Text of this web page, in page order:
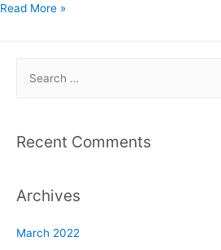
Read More »
Recent Comments
Archives
March 2022